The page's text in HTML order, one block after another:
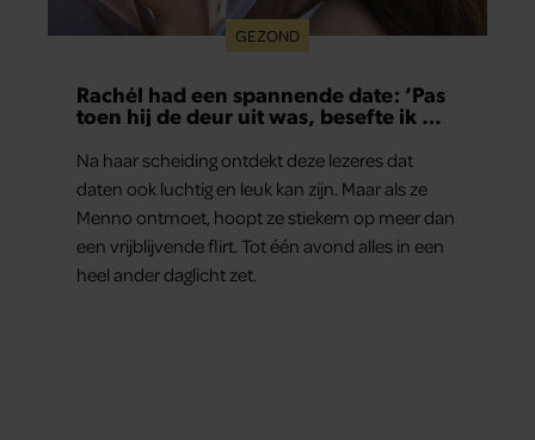
GEZOND
Rachél had een spannende date: ‘Pas
toen hij de deur uit was, besefte ik wat
er echt was gebeurd’
Na haar scheiding ontdekt deze lezeres dat
daten ook luchtig en leuk kan zijn. Maar als ze
Menno ontmoet, hoopt ze stiekem op meer dan
een vrijblijvende flirt. Tot één avond alles in een
heel ander daglicht zet.